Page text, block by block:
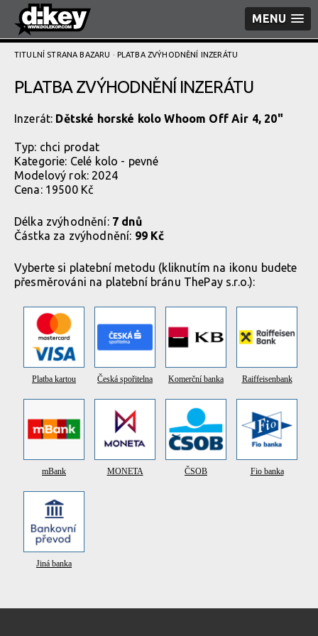
MENU
TITULNÍ STRANA BAZARU · PLATBA ZVÝHODNĚNÍ­ INZERÁTU
PLATBA ZVÝHODNĚNÍ­ INZERÁTU
Inzerát: Dětské horské kolo Whoom Off Air 4, 20"
Typ: chci prodat
Kategorie: Celé kolo - pevné
Modelový rok: 2024
Cena: 19500 Kč
Délka zvýhodnění: 7 dnů
Částka za zvýhodnění: 99 Kč
Vyberte si platební metodu (kliknutím na ikonu budete
přesměrováni na platební bránu ThePay s.r.o.):
Platba kartou Česká spořitelna Komerční banka Raiffeisenbank
mBank MONETA ČSOB Fio banka
Jiná banka